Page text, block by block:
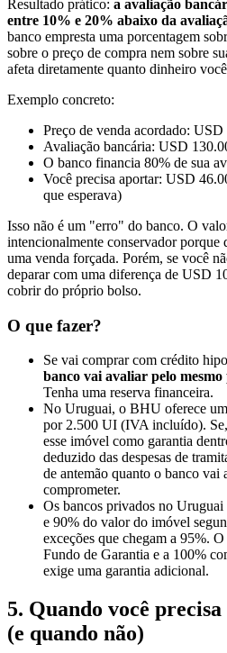
Resultado prático: a avaliação
entre 10% e 20% abaixo da
banco empresta uma porcentagem
sobre o preço de compra nem sobre
afeta diretamente quanto dinheiro
Exemplo concreto:
Preço de venda acordado:
Avaliação bancária: USD
O banco financia 80% de sua
Você precisa aportar: USD
que esperava)
Isso não é um "erro" do banco. O
intencionalmente conservador porque
uma venda forçada. Porém, se você
deparar com uma diferença de USD
cobrir do próprio bolso.
O que fazer?
Se vai comprar com crédito
banco vai avaliar pelo
Tenha uma reserva financeira.
No Uruguai, o BHU oferece
por 2.500 UI (IVA incluído).
esse imóvel como garantia
deduzido das despesas de
de antemão quanto o banco vai
comprometer.
Os bancos privados no
e 90% do valor do imóvel
exceções que chegam a 95%.
Fundo de Garantia e a 100%
exige uma garantia adicional.
5. Quando você
(e quando não)